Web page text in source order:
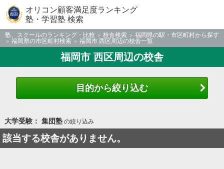
オリコン顧客満足度ランキング
塾・学習塾 検索
塾、スクールのランキング・比較 校舎検索
福岡県の駅・市区町村から探す
福岡県の市区町村検索
福岡市 西区周辺の校舎一覧
福岡市 西区周辺の校舎
目的から絞り込む
大学受験： 集団塾の絞り込み
該当する校舎がありません。